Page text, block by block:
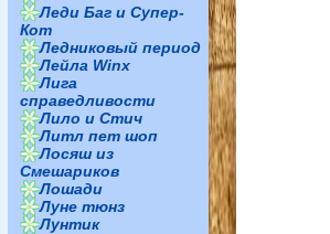
Леди Баг и Супер-
Кот
Ледниковый период
Лейла Winx
Лига
справедливости
Лило и Стич
Литл пет шоп
Лосяш из
Смешариков
Лошади
Луне тюнз
Лунтик